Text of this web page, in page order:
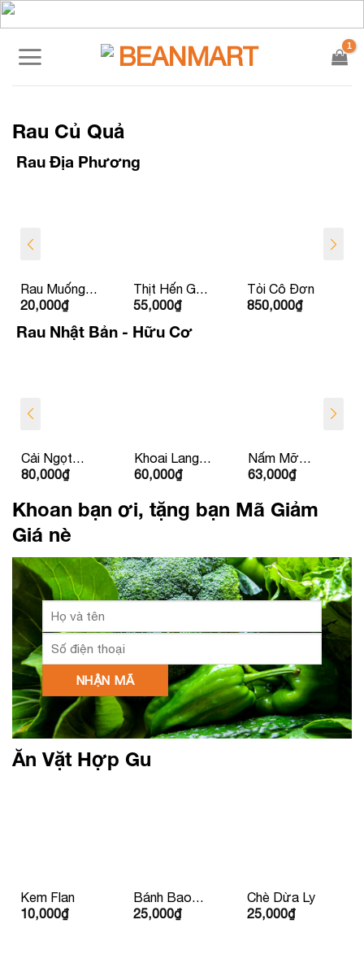
Skip
to
content
Rau Củ Quả
Rau Địa Phương
Rau Muống
La Hường
20,000₫
Thịt Hến Gò
Nổi
55,000₫
Tỏi Cô Đơn
850,000₫
Rau Nhật Bản - Hữu Cơ
Cải Ngọt
Nhật
80,000₫
Khoai Lang
Nhật
60,000₫
Nấm Mỡ
Yoshi Nâu
63,000₫
Khoan bạn ơi, tặng bạn Mã Giảm
Giá nè
Ăn Vặt Hợp Gu
Kem Flan
10,000₫
Bánh Bao
Nhân Thịt Xá
25,000₫
Chè Dừa Ly
25,000₫